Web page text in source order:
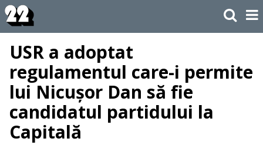
USR a adoptat
regulamentul care-i permite
lui Nicușor Dan să fie
candidatul partidului la
Capitală